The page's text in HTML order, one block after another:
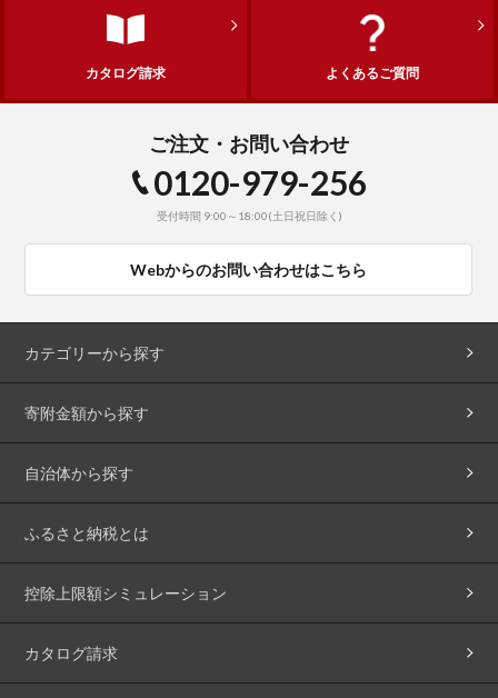
カタログ請求 よくあるご質問
ご注文・お問い合わせ
0120-979-256
受付時間 9:00～18:00(土日祝日除く)
Webからのお問い合わせはこちら
カテゴリーから探す
寄附金額から探す
自治体から探す
ふるさと納税とは
控除上限額シミュレーション
カタログ請求